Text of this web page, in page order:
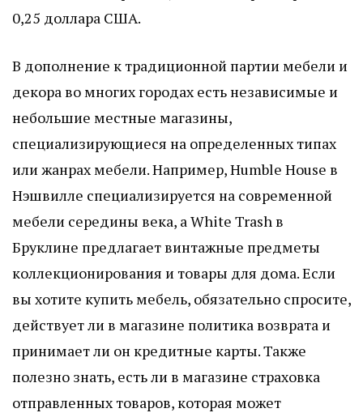
0,25 доллара США.
В дополнение к традиционной партии мебели и
декора во многих городах есть независимые и
небольшие местные магазины,
специализирующиеся на определенных типах
или жанрах мебели. Например, Humble House в
Нэшвилле специализируется на современной
мебели середины века, а White Trash в
Бруклине предлагает винтажные предметы
коллекционирования и товары для дома. Если
вы хотите купить мебель, обязательно спросите,
действует ли в магазине политика возврата и
принимает ли он кредитные карты. Также
полезно знать, есть ли в магазине страховка
отправленных товаров, которая может